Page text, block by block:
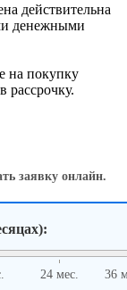
действительна
денежными
на покупку
рассрочку.
заявку онлайн.
24 мес. 36